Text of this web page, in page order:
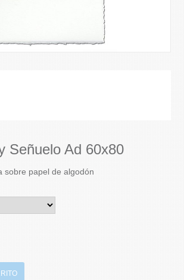
Señuelo Ad 60x80
sobre papel de algodón